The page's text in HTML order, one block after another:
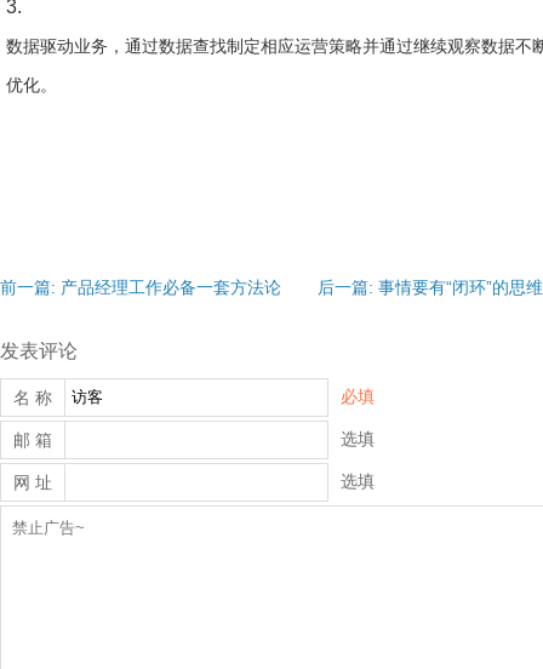
数据驱动业务，通过数据查找制定相应运营策略并通过继续观察数据不
优化。
前一篇: 产品经理工作必备一套方法论 后一篇: 事情要有“闭环”的思维
发表评论
名 称 必填
邮 箱 选填
网 址 选填